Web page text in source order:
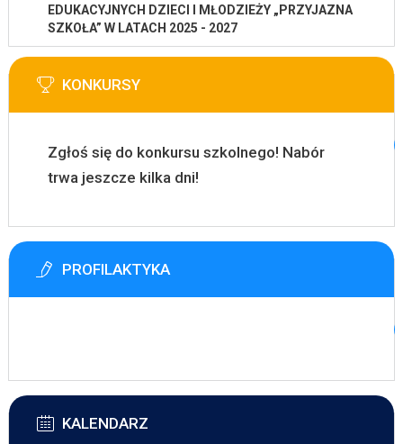
EDUKACYJNYCH DZIECI I MŁODZIEŻY „PRZYJAZNA
SZKOŁA” W LATACH 2025 - 2027
KONKURSY
Zgłoś się do konkursu szkolnego! Nabór
trwa jeszcze kilka dni!
PROFILAKTYKA
KALENDARZ